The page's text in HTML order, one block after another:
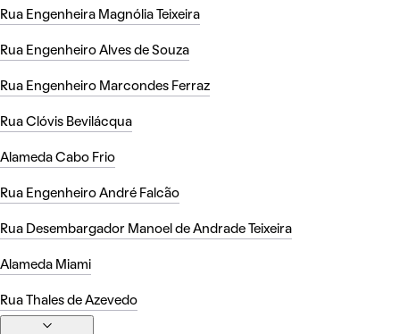
Rua Engenheira Magnólia Teixeira
Rua Engenheiro Alves de Souza
Rua Engenheiro Marcondes Ferraz
Rua Clóvis Bevilácqua
Alameda Cabo Frio
Rua Engenheiro André Falcão
Rua Desembargador Manoel de Andrade Teixeira
Alameda Miami
Rua Thales de Azevedo